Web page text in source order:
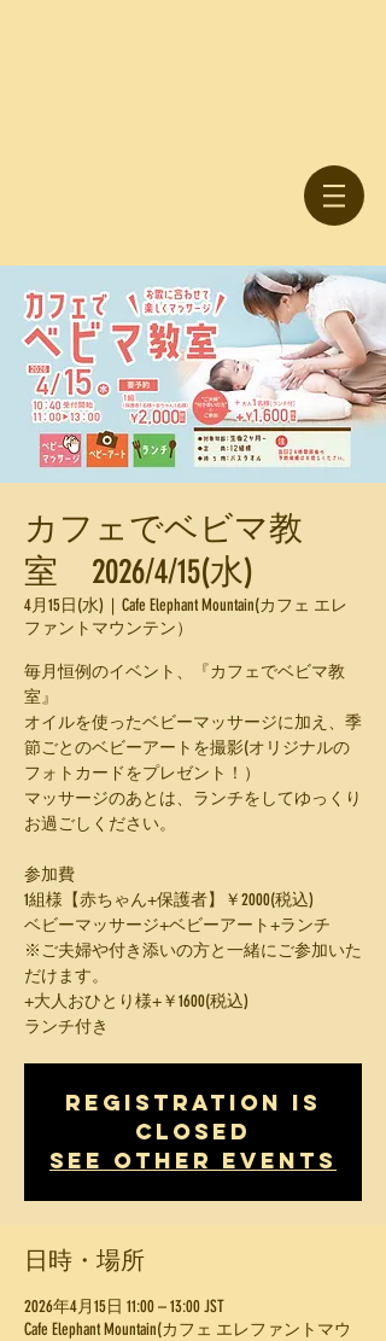
カフェでベビマ教
室 2026/4/15(水)
4月15日(水)
  |
Cafe Elephant Mountain(カフェ エレ
ファントマウンテン）
毎月恒例のイベント、『カフェでベビマ教
室』
オイルを使ったベビーマッサージに加え、季
節ごとのベビーアートを撮影(オリジナルの
フォトカードをプレゼント！）
マッサージのあとは、ランチをしてゆっくり
お過ごしください。
参加費
1組様【赤ちゃん+保護者】￥2000(税込)
ベビーマッサージ+ベビーアート+ランチ
※ご夫婦や付き添いの方と一緒にご参加いた
だけます。
+大人おひとり様+￥1600(税込)
ランチ付き
Registration is
Closed
See other events
日時・場所
2026年4月15日 11:00 – 13:00 JST
Cafe Elephant Mountain(カフェ エレファントマウ